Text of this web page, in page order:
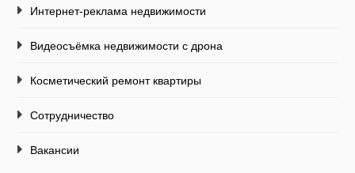
Интернет-реклама недвижимости
Видеосъёмка недвижимости с дрона
Косметический ремонт квартиры
Сотрудничество
Вакансии